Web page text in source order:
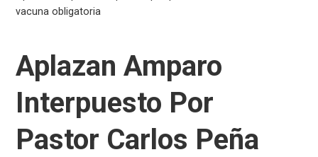
vacuna obligatoria
Aplazan Amparo
Interpuesto Por
Pastor Carlos Peña